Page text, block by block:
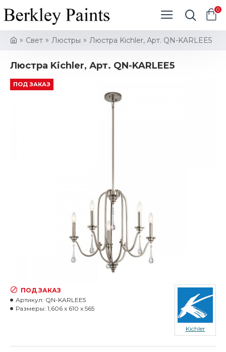
0
Свет Люстры Люстра Kichler, Арт. QN-KARLEE5
Люстра Kichler, Арт. QN-KARLEE5
ПОД ЗАКАЗ
ПОД ЗАКАЗ
Артикул: QN-KARLEE5
Размеры: 1,606 x 610 x 565
Kichler